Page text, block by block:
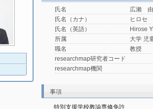
氏名
広瀨
氏名（カナ）
ヒロセ
氏名（英語）
Hirose
所属
大学 児
職名
教授
researchmap研究者コード
researchmap機関
事項
特別支援学校教諭専修免許